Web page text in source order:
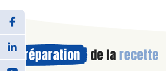
Préparation de la recette